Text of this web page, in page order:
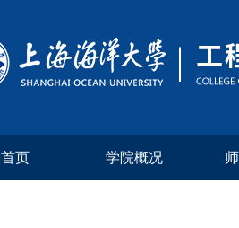
首页 学院概况